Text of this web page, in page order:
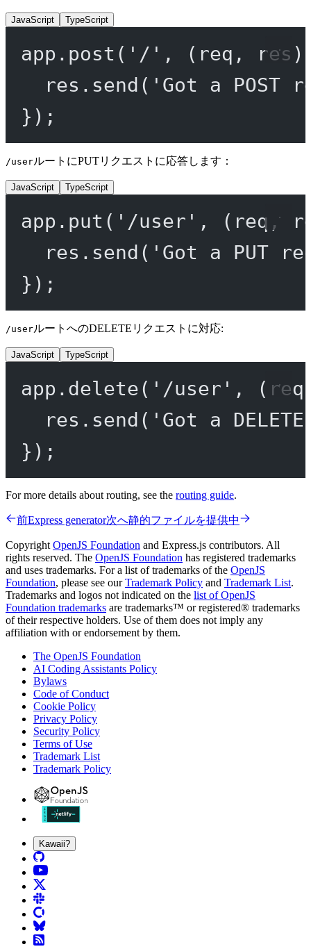
JavaScript TypeScript
app. post ( '/' , ( req , res
res. send ( 'Got a POST
});
/userルートにPUTリクエストに応答します：
JavaScript TypeScript
app. put ( '/user' , ( req ,
res. send ( 'Got a PUT
});
/userルートへのDELETEリクエストに対応:
JavaScript TypeScript
app. delete( '/user' , ( req
res. send ( 'Got a
});
For more details about routing, see the routing guide.
前Express generator次へ静的ファイルを提供中
Copyright OpenJS Foundation and Express.js contributors. All
rights reserved. The OpenJS Foundation has registered trademarks
and uses trademarks. For a list of trademarks of the OpenJS
Foundation, please see ourTrademark Policy and Trademark List.
Trademarks and logos not indicated on the list of OpenJS
Foundation trademarks are trademarks™ or registered® trademarks
of their respective holders. Use of them does not imply any
affiliation with or endorsement by them.
The OpenJS Foundation
AI Coding Assistants Policy
Bylaws
Code of Conduct
Cookie Policy
Privacy Policy
Security Policy
Terms of Use
Trademark List
Trademark Policy
Kawaii?